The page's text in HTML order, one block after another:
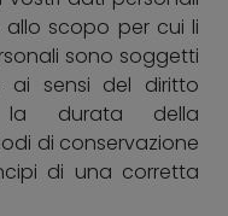
scopo per cui li
sono soggetti
ai sensi del diritto
la durata della
di conservazione
di una corretta